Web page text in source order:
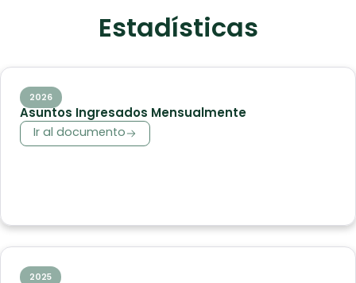
Estadísticas
2026
Asuntos Ingresados Mensualmente
Ir al documento
2025